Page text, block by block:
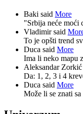
Baki said More
"Srbija neće moći
Vladimir said
To je opšti trend
Duca said More
Ima li neko mapu
Aleksandar Zorkić
Da: 1, 2, 3 i 4
Duca said More
Može li se znati